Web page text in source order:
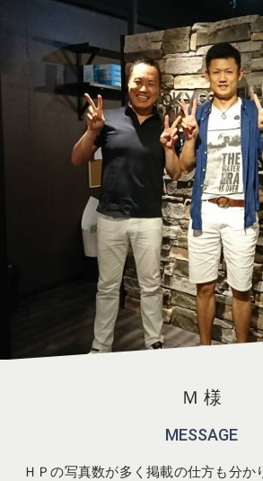
Ｍ 様
MESSAGE
ＨＰの写真数が多く掲載の仕方も分か